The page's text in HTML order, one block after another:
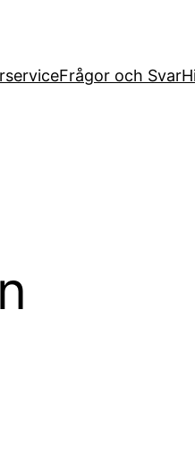
Frågor och Svar